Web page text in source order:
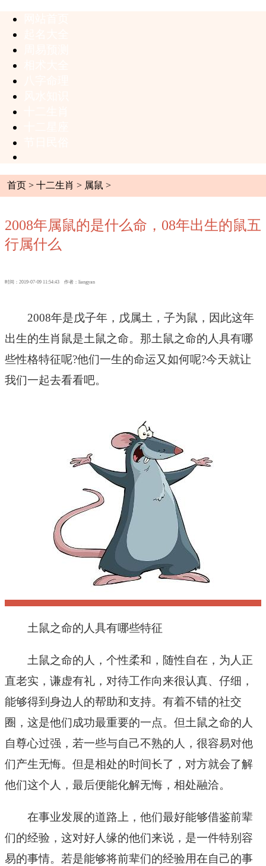
首页 > 十二生肖 > 属鼠 >
2008年属鼠的是什么命，08年出生的鼠五
行属什么
时间：2019-07-09 11:54:43 作者：liangyan
2008年是戊子年，戊属土，子为鼠，因此这年
出生的生肖鼠是土鼠之命。那土鼠之命的人具有哪
些性格特征呢?他们一生的命运又如何呢?今天就让
我们一起去看看吧。
土鼠之命的人具有哪些特征
土鼠之命的人，个性柔和，随性自在，为人正
直老实，谦虚有礼，对待工作向来很认真、仔细，
能够得到身边人的帮助和支持。有着不错的社交
圈，这是他们成功最重要的一点。但土鼠之命的人
自尊心过强，若一些与自己不熟的人，很容易对他
们产生无悔。但是相处的时间长了，对方就会了解
他们这个人，最后便能化解无悔，相处融洽。
在事业发展的道路上，他们最好能够借鉴前辈
们的经验，这对好人缘的他们来说，是一件特别容
易的事情。若是能够将前辈们的经验用在自己的事